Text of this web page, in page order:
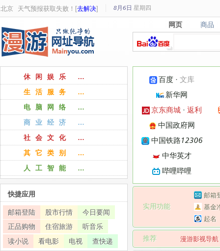
北京 天气预报获取失败！[去解决] 8月6日 星期四
网页
网页 商品
商品
百度 ·文库
新华网
京东商城 ·返利
中国政府网
中国铁路12306
中华英才
哔哩哔哩
实用功能
邮箱
基金
起名
推荐 漫游影视导航
休闲娱乐 …
生活服务 …
电脑网络 …
商业经济 …
社会文化 …
其它类别 …
人工智能 …
快捷应用
邮箱登陆 股市行情
今日要闻
正品购物
住宿旅游
听音乐
读小说
看电影 电视 查快递